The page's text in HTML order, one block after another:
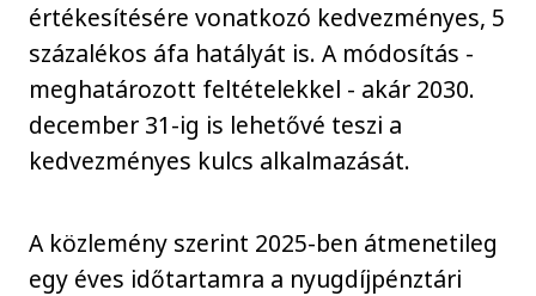
értékesítésére vonatkozó kedvezményes, 5
százalékos áfa hatályát is. A módosítás -
meghatározott feltételekkel - akár 2030.
december 31-ig is lehetővé teszi a
kedvezményes kulcs alkalmazását.
A közlemény szerint 2025-ben átmenetileg
egy éves időtartamra a nyugdíjpénztári